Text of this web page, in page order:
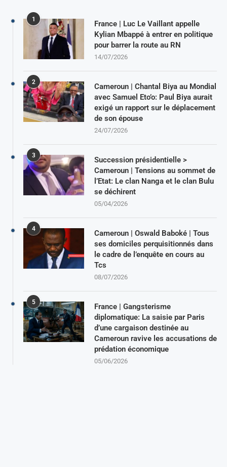
1
France | Luc Le Vaillant appelle
Kylian Mbappé à entrer en politique
pour barrer la route au RN
14/07/2026
2
Cameroun | Chantal Biya au Mondial
avec Samuel Eto’o: Paul Biya aurait
exigé un rapport sur le déplacement
de son épouse
24/07/2026
3
Succession présidentielle >
Cameroun | Tensions au sommet de
l’Etat: Le clan Nanga et le clan Bulu
se déchirent
05/04/2026
4
Cameroun | Oswald Baboké | Tous
ses domiciles perquisitionnés dans
le cadre de l’enquête en cours au
Tcs
08/07/2026
5
France | Gangsterisme
diplomatique: La saisie par Paris
d’une cargaison destinée au
Cameroun ravive les accusations de
prédation économique
05/06/2026